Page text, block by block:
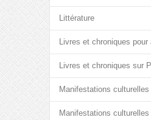
Littérature
Livres et chroniques pour
Livres et chroniques sur
Manifestations culturelles
Manifestations